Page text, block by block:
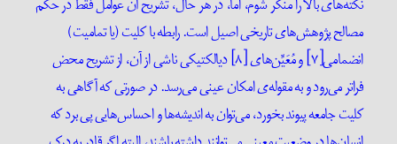
مصالح پژوهش‌های تاریخی اصیل است. رابطه با کلیت (یا تمامیت)
انضمامی[۷] و مُعَیِّن‌های [۸] دیالکتیکی ناشی از آن، از تشریح محض
فراتر می‌رود و به مقوله‌ی امکان عینی می‌رسد. در صورتی که آگاهی به
کلیت جامعه پیوند بخورد، می‌توان به اندیشه‌ها و احساس‌هایی پی برد که